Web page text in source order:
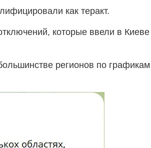
как теракт.
которые ввели в
регионов по